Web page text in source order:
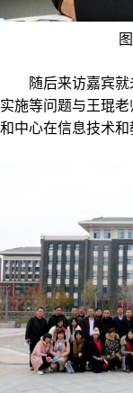
图1
随后来访嘉宾就
实施等问题与王琨
和中心在信息技术和